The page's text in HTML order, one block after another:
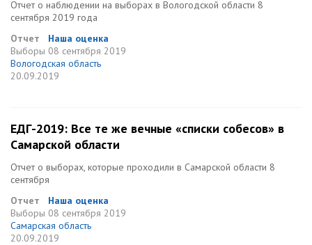
Отчет о наблюдении на выборах в Вологодской области 8
сентября 2019 года
Отчет
Наша оценка
Выборы 08 сентября 2019
Вологодская область
20.09.2019
ЕДГ-2019: Все те же вечные «списки собесов» в
Самарской области
Отчет о выборах, которые проходили в Самарской области 8
сентября
Отчет
Наша оценка
Выборы 08 сентября 2019
Самарская область
20.09.2019